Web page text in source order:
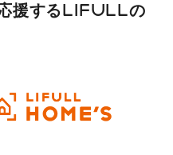
援するLIFULLの